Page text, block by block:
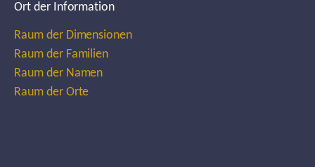
Ort der Information
Raum der Dimensionen
Raum der Familien
Raum der Namen
Raum der Orte